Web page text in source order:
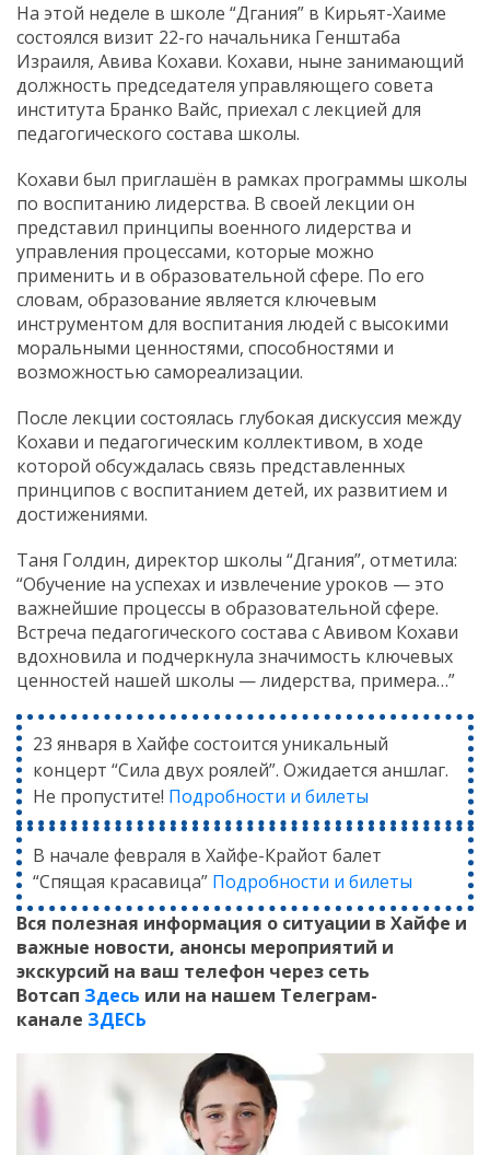
На этой неделе в школе “Дгания” в Кирьят-Хаиме
состоялся визит 22-го начальника Генштаба
Израиля, Авива Кохави. Кохави, ныне занимающий
должность председателя управляющего совета
института Бранко Вайс, приехал с лекцией для
педагогического состава школы.
Кохави был приглашён в рамках программы школы
по воспитанию лидерства. В своей лекции он
представил принципы военного лидерства и
управления процессами, которые можно
применить и в образовательной сфере. По его
словам, образование является ключевым
инструментом для воспитания людей с высокими
моральными ценностями, способностями и
возможностью самореализации.
После лекции состоялась глубокая дискуссия между
Кохави и педагогическим коллективом, в ходе
которой обсуждалась связь представленных
принципов с воспитанием детей, их развитием и
достижениями.
Таня Голдин, директор школы “Дгания”, отметила:
“Обучение на успехах и извлечение уроков — это
важнейшие процессы в образовательной сфере.
Встреча педагогического состава с Авивом Кохави
вдохновила и подчеркнула значимость ключевых
ценностей нашей школы — лидерства, примера…”
23 января в Хайфе состоится уникальный
концерт “Сила двух роялей”. Ожидается аншлаг.
Не пропустите! Подробности и билеты
В начале февраля в Хайфе-Крайот балет
“Спящая красавица” Подробности и билеты
Вся полезная информация о ситуации в Хайфе и
важные новости, анонсы мероприятий и
экскурсий на ваш телефон через сеть
Вотсап Здесь или на нашем Телеграм-
канале ЗДЕСЬ